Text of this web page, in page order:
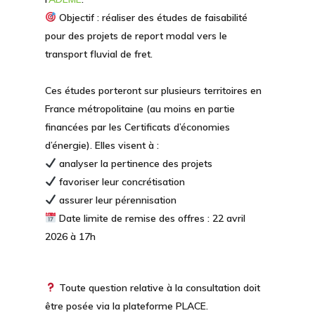
Objectif : réaliser des études de faisabilité
pour des projets de report modal vers le
transport fluvial de fret.
Ces études porteront sur plusieurs territoires en
France métropolitaine (au moins en partie
financées par les Certificats d’économies
d’énergie). Elles visent à :
analyser la pertinence des projets
favoriser leur concrétisation
assurer leur pérennisation
Date limite de remise des offres : 22 avril
2026 à 17h
Toute question relative à la consultation doit
être posée via la plateforme PLACE.